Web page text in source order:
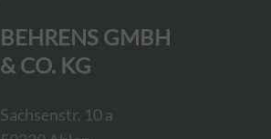
BEHRENS GMBH
& CO. KG
Sachsenstr. 10 a